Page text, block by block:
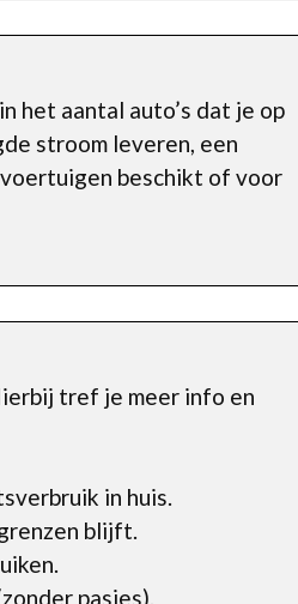
het aantal auto’s dat je op
stroom leveren, een
voertuigen beschikt of voor
tref je meer info en
in huis.
blijft.
pasjes).